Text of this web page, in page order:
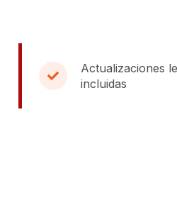
Actualizaciones
incluidas